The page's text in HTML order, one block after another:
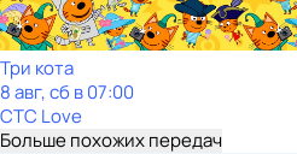
Три кота
8 авг, сб в 07:00
СТС Love
Больше похожих передач